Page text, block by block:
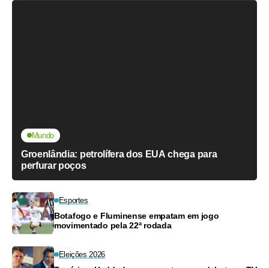
Mundo
Groenlândia: petrolífera dos EUA chega para
perfurar poços
Esportes
Botafogo e Fluminense empatam em jogo
movimentado pela 22ª rodada
Eleições 2026